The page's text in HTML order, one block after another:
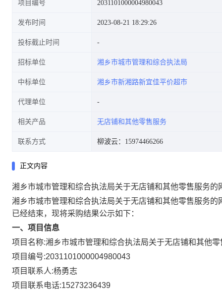
项目编号 2031101000004980043
发布时间 2023-08-21 18:29:26
投标截止时间
招标单位 湘乡市城市管理和综合执法局
中标单位 湘乡市新湘路新宜佳平价超市
代理单位
相关产品 无店铺和其他零售服务
联系方式 柳波云：15974466266
正文内容
湘乡市城市管理和综合执法局关于无店铺和其他零售服务的
湘乡市城市管理和综合执法局关于无店铺和其他零售服务的
已经结束，现将采购结果公示如下：
一、项目信息
项目名称:湘乡市城市管理和综合执法局关于无店铺和其他
项目编号:2031101000004980043
项目联系人:杨勇志
项目联系电话:15273236439